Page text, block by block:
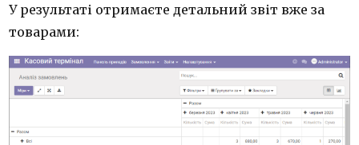
У результаті отримаєте детальний звіт вже за
товарами: